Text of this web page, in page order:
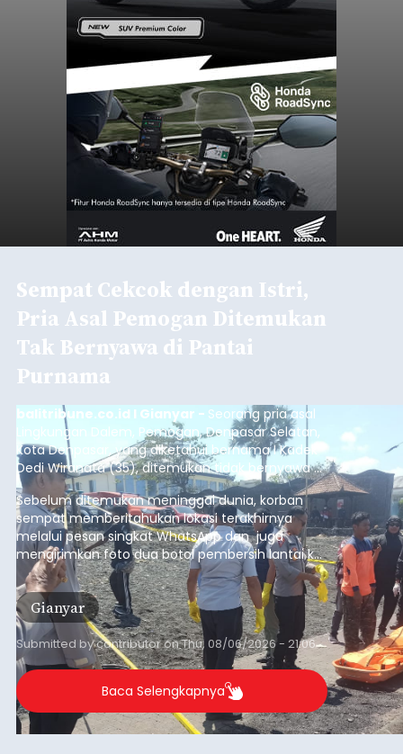
Sempat Cekcok dengan Istri,
Pria Asal Pemogan Ditemukan
Tak Bernyawa di Pantai
Purnama
balitribune.co.id I Gianyar - Seorang pria asal
Lingkungan Dalem, Pemogan, Denpasar Selatan,
Kota Denpasar, yang diketahui bernama I Kadek
Dedi Wiranata (35), ditemukan tidak bernyawa di
pesisir Pantai Purnama, Sukawati.
Sebelum ditemukan meninggal dunia, korban
sempat memberitahukan lokasi terakhirnya
melalui pesan singkat WhatsApp dan juga
mengirimkan foto dua botol pembersih lantai ke
istrinya.
Gianyar
Submitted bycontributoronThu, 08/06/2026 - 21:06
Baca Selengkapnya